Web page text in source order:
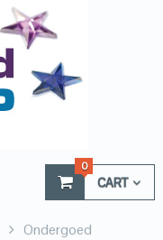
CART
0
Ondergoed